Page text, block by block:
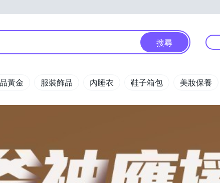
搜尋
黃金 服裝飾品 內睡衣 鞋子箱包 美妝保養